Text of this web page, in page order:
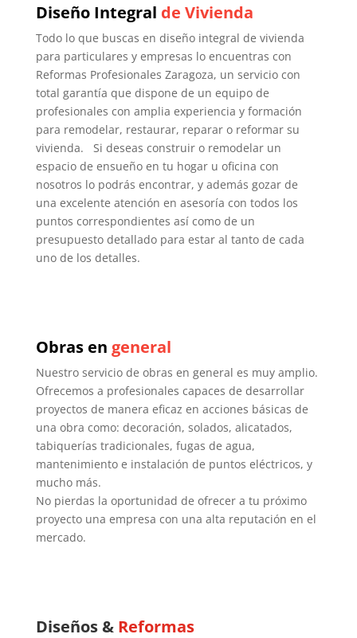
Diseño Integral de Vivienda
Todo lo que buscas en diseño integral de vivienda
para particulares y empresas lo encuentras con
Reformas Profesionales Zaragoza, un servicio con
total garantía que dispone de un equipo de
profesionales con amplia experiencia y formación
para remodelar, restaurar, reparar o reformar su
vivienda. Si deseas construir o remodelar un
espacio de ensueño en tu hogar u oficina con
nosotros lo podrás encontrar, y además gozar de
una excelente atención en asesoría con todos los
puntos correspondientes así como de un
presupuesto detallado para estar al tanto de cada
uno de los detalles.
Obras en general
Nuestro servicio de obras en general es muy amplio.
Ofrecemos a profesionales capaces de desarrollar
proyectos de manera eficaz en acciones básicas de
una obra como: decoración, solados, alicatados,
tabiquerías tradicionales, fugas de agua,
mantenimiento e instalación de puntos eléctricos, y
mucho más.
No pierdas la oportunidad de ofrecer a tu próximo
proyecto una empresa con una alta reputación en el
mercado.
Diseños & Reformas